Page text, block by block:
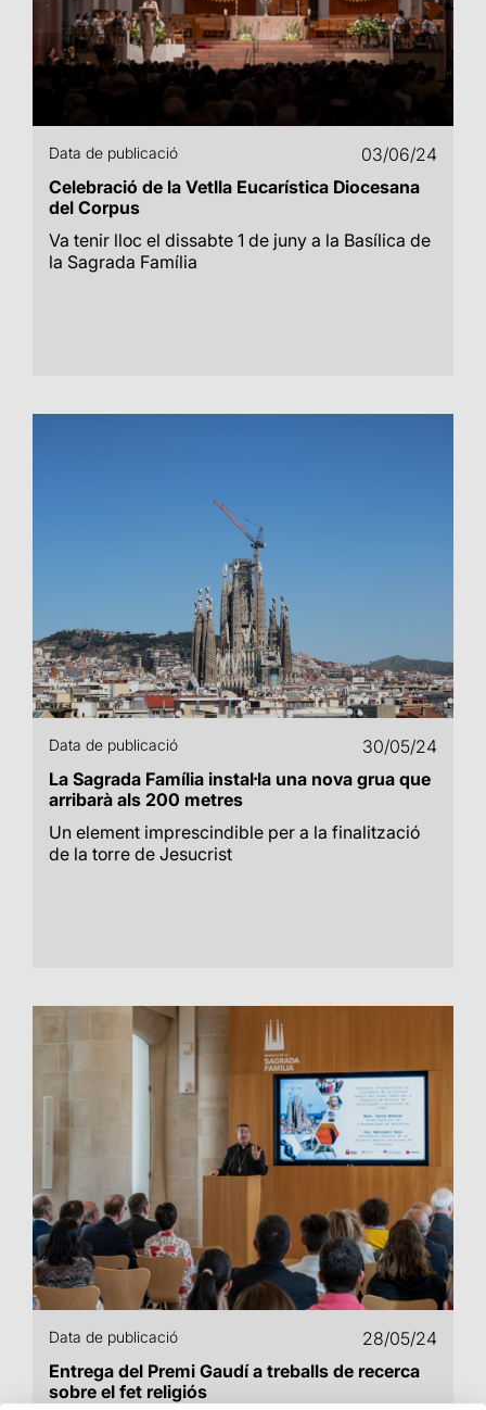
Data de publicació
03/06/24
Celebració de la Vetlla Eucarística Diocesana
del Corpus
Va tenir lloc el dissabte 1 de juny a la Basílica de
la Sagrada Família
Data de publicació
30/05/24
La Sagrada Família instal·la una nova grua que
arribarà als 200 metres
Un element imprescindible per a la finalització
de la torre de Jesucrist
Data de publicació
28/05/24
Entrega del Premi Gaudí a treballs de recerca
sobre el fet religiós